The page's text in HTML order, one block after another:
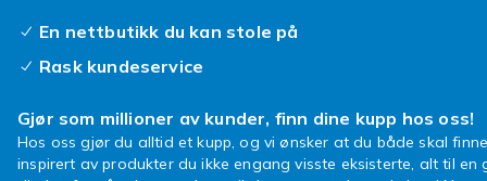
som gjelder,
til
et
En nettbutikk du kan stole på
Rask kundeservice
Gjør som millioner av kunder, finn dine kupp hos oss!
Hos oss gjør du alltid et kupp, og vi ønsker at du både skal
inspirert av produkter du ikke engang visste eksisterte, alt til en